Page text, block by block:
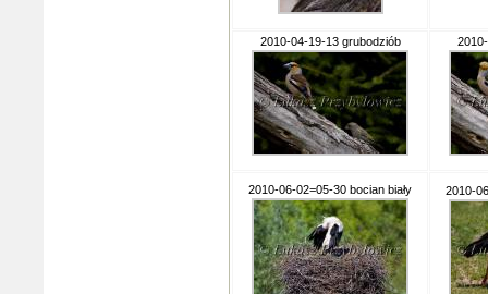
2010-04-19-13 grubodziób
2010-06-02=05-30 bocian biały 2010-